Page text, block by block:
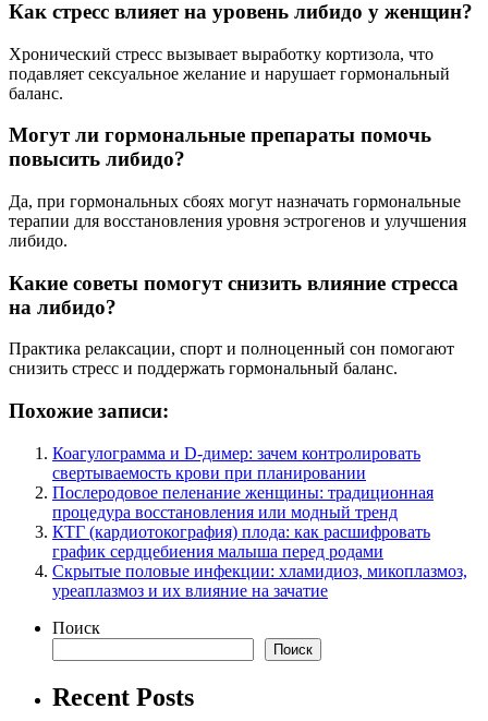
Как стресс влияет на уровень либидо у женщин?
Хронический стресс вызывает выработку кортизола, что
подавляет сексуальное желание и нарушает гормональный
баланс.
Могут ли гормональные препараты помочь
повысить либидо?
Да, при гормональных сбоях могут назначать гормональные
терапии для восстановления уровня эстрогенов и улучшения
либидо.
Какие советы помогут снизить влияние стресса
на либидо?
Практика релаксации, спорт и полноценный сон помогают
снизить стресс и поддержать гормональный баланс.
Похожие записи:
Коагулограмма и D-димер: зачем контролировать
свертываемость крови при планировании
Послеродовое пеленание женщины: традиционная
процедура восстановления или модный тренд
КТГ (кардиотокография) плода: как расшифровать
график сердцебиения малыша перед родами
Скрытые половые инфекции: хламидиоз, микоплазмоз,
уреаплазмоз и их влияние на зачатие
Поиск
Поиск
Recent Posts